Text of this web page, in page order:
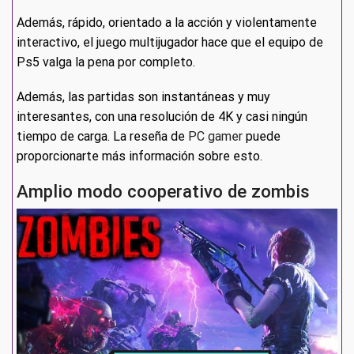
Además, rápido, orientado a la acción y violentamente
interactivo, el juego multijugador hace que el equipo de
Ps5 valga la pena por completo.
Además, las partidas son instantáneas y muy
interesantes, con una resolución de 4K y casi ningún
tiempo de carga. La reseña de PC gamer puede
proporcionarte más información sobre esto.
Amplio modo cooperativo de zombis